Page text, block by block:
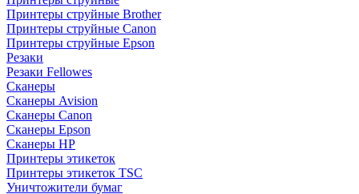
Принтеры струйные Brother
Принтеры струйные Canon
Принтеры струйные Epson
Резаки
Резаки Fellowes
Сканеры
Сканеры Avision
Сканеры Canon
Сканеры Epson
Сканеры HP
Принтеры этикеток
Принтеры этикеток TSC
Уничтожители бумаг